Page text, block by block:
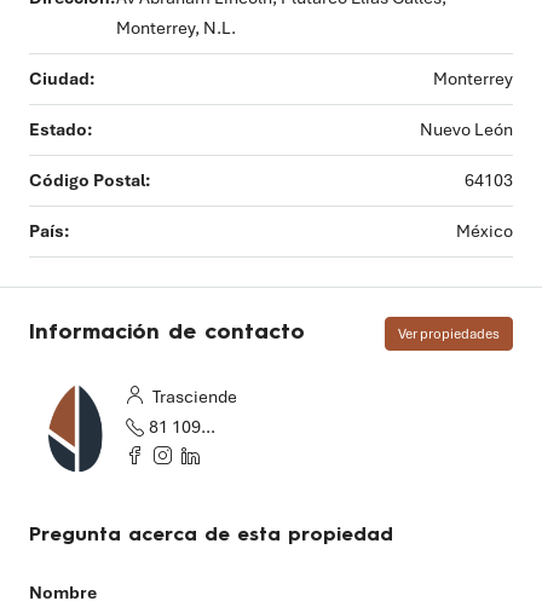
Monterrey, N.L.
Ciudad: Monterrey
Estado: Nuevo León
Código Postal: 64103
País: México
Información de contacto Ver propiedades
Trasciende
81 1097 2655
Pregunta acerca de esta propiedad
Nombre